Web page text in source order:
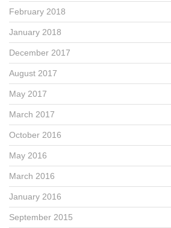
February 2018
January 2018
December 2017
August 2017
May 2017
March 2017
October 2016
May 2016
March 2016
January 2016
September 2015